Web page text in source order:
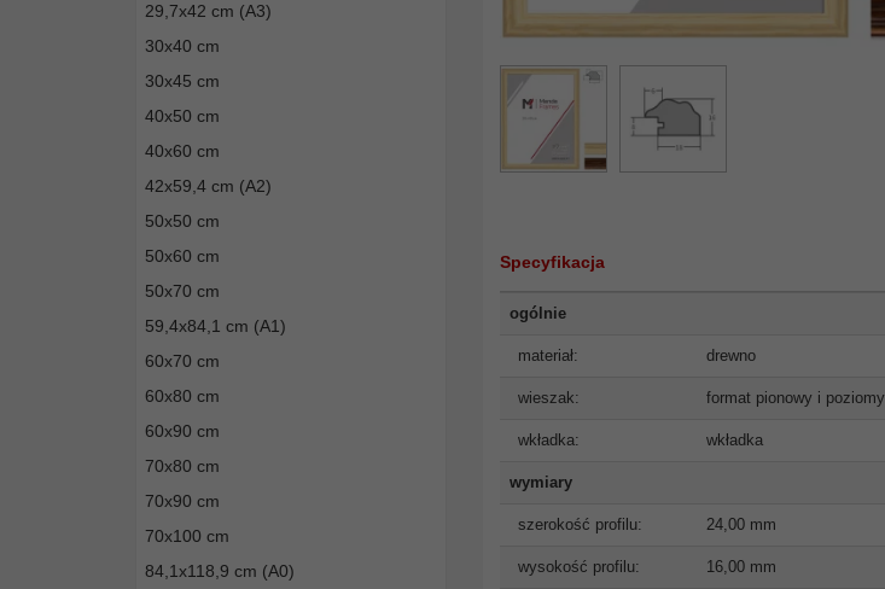
29,7x42 cm (A3)
30x40 cm
30x45 cm
40x50 cm
40x60 cm
42x59,4 cm (A2)
50x50 cm
50x60 cm
50x70 cm
59,4x84,1 cm (A1)
60x70 cm
60x80 cm
60x90 cm
70x80 cm
70x90 cm
70x100 cm
84,1x118,9 cm (A0)
Specyfikacja
ogólnie
materiał: drewno
wieszak: format pionowy i poziomy
wkładka: wkładka
wymiary
szerokość profilu: 24,00 mm
wysokość profilu: 16,00 mm